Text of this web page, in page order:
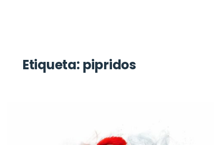
Etiqueta: pipridos